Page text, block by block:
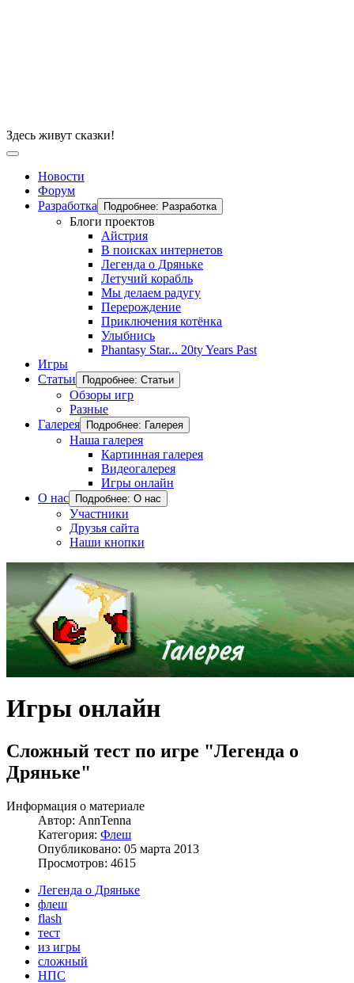
Здесь живут сказки!
Новости
Форум
Разработка
Подробнее: Разработка
Блоги проектов
Айстрия
В поисках интернетов
Легенда о Дряньке
Летучий корабль
Мы делаем радугу
Перерождение
Приключения котёнка
Улыбнись
Phantasy Star... 20ty Years Past
Игры
Статьи
Подробнее: Статьи
Обзоры игр
Разные
Галерея
Подробнее: Галерея
Наша галерея
Картинная галерея
Видеогалерея
Игры онлайн
О нас
Подробнее: О нас
Участники
Друзья сайта
Наши кнопки
Игры онлайн
Сложный тест по игре "Легенда о
Дряньке"
Информация о материале
Автор: AnnTenna
Категория: Флеш
Опубликовано: 05 марта 2013
Просмотров: 4615
Легенда о Дряньке
флеш
flash
тест
из игры
сложный
НПС